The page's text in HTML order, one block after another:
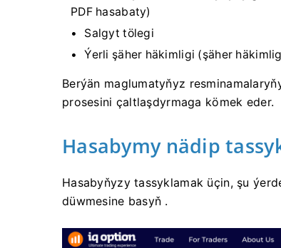
PDF hasabaty)
Salgyt tölegi
Ýerli şäher häkimligi (şäher
Berýän maglumatyňyz
prosesini çaltlaşdyrmaga kömek eder.
Hasabymy nädip
Hasabyňyzy tassyklamak üçin, şu
düwmesine basyň .